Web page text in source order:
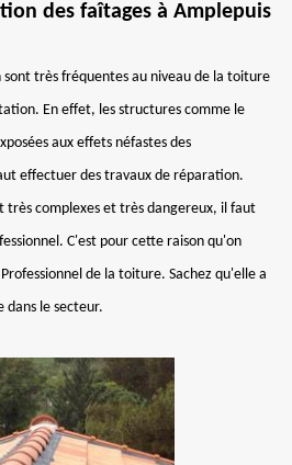
des faîtages à Amplepuis
très fréquentes au niveau de la toiture
En effet, les structures comme le
aux effets néfastes des
effectuer des travaux de réparation.
très complexes et très dangereux, il faut
C'est pour cette raison qu'on
de la toiture. Sachez qu'elle a
dans le secteur.